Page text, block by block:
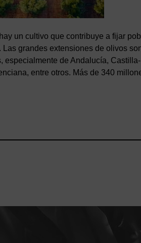
un cultivo que contribuye a fijar
grandes extensiones de olivos
especialmente de Andalucía,
entre otros. Más de 340